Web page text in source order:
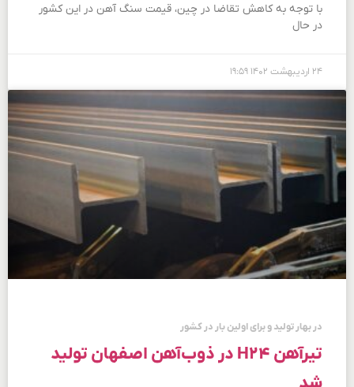
با توجه به کاهش تقاضا در چین، قیمت سنگ آهن در این کشور
در حال
۲۴ اردیبهشت ۱۴۰۲ ۱۹:۵۹
در بهار تولید و برای اولین بار در کشور
تیرآهن H۲۴ در ذوب‌آهن اصفهان تولید